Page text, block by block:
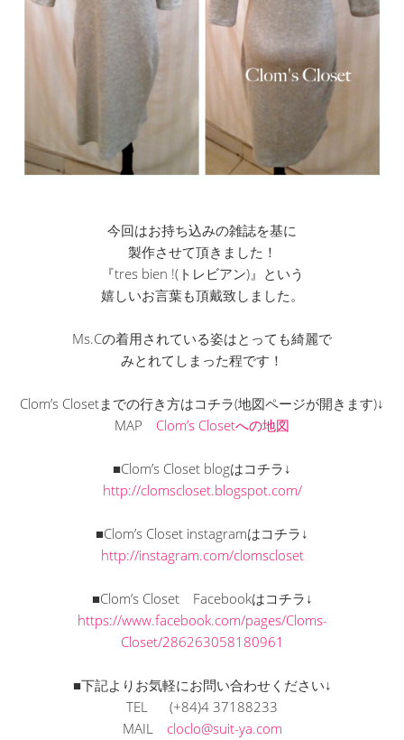
今回はお持ち込みの雑誌を基に
製作させて頂きました！
『tres bien !(トレビアン)』という
嬉しいお言葉も頂戴致しました。
Ms.Cの着用されている姿はとっても綺麗で
みとれてしまった程です！
Clom’s Closetまでの行き方はコチラ(地図ページが開きます)↓
MAP Clom’s Closetへの地図
■Clom’s Closet blogはコチラ↓
http://clomscloset.blogspot.com/
■Clom’s Closet instagramはコチラ↓
http://instagram.com/clomscloset
■Clom’s Closet Facebookはコチラ↓
https://www.facebook.com/pages/Cloms-
Closet/286263058180961
■下記よりお気軽にお問い合わせください↓
TEL (+84)4 37188233
MAIL cloclo@suit-ya.com